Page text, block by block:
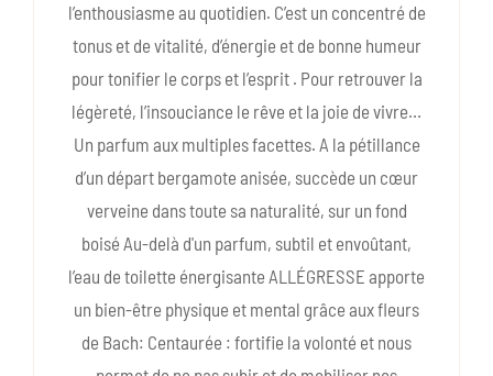
l’enthousiasme au quotidien. C’est un concentré de
tonus et de vitalité, d’énergie et de bonne humeur
pour tonifier le corps et l’esprit . Pour retrouver la
légèreté, l’insouciance le rêve et la joie de vivre…
Un parfum aux multiples facettes. A la pétillance
d’un départ bergamote anisée, succède un cœur
verveine dans toute sa naturalité, sur un fond
boisé Au-delà d'un parfum, subtil et envoûtant,
l’eau de toilette énergisante ALLÉGRESSE apporte
un bien-être physique et mental grâce aux fleurs
de Bach: Centaurée : fortifie la volonté et nous